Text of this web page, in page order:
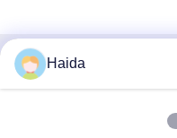
Contatto rapido
Haida